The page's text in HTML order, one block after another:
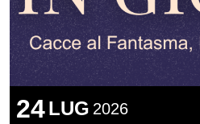
24LUG 2026